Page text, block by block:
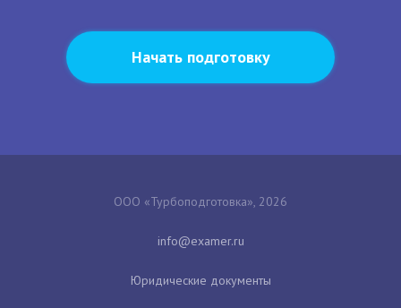
Начать подготовку
ООО «Турбоподготовка», 2026
Юридические документы